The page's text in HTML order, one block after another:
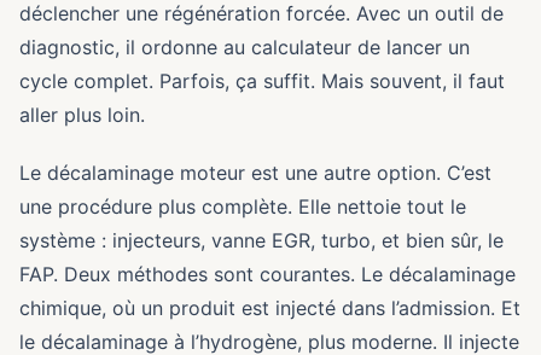
déclencher une régénération forcée. Avec un outil de
diagnostic, il ordonne au calculateur de lancer un
cycle complet. Parfois, ça suffit. Mais souvent, il faut
aller plus loin.
Le décalaminage moteur est une autre option. C’est
une procédure plus complète. Elle nettoie tout le
système : injecteurs, vanne EGR, turbo, et bien sûr, le
FAP. Deux méthodes sont courantes. Le décalaminage
chimique, où un produit est injecté dans l’admission. Et
le décalaminage à l’hydrogène, plus moderne. Il injecte